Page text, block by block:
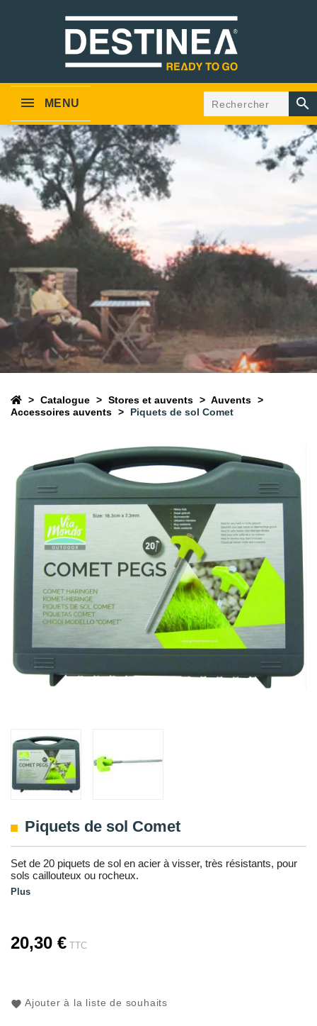
MENU 
Catalogue Stores et auvents
Auvents
Accessoires auvents
Piquets de sol Comet
Piquets de sol Comet
Set de 20 piquets de sol en acier à visser, très résistants, pour
sols caillouteux ou rocheux.
Plus
20,30 € TTC
Ajouter à la liste de souhaits